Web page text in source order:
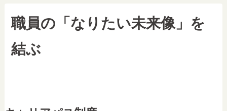
職員の「なりたい未来像」を
結ぶ